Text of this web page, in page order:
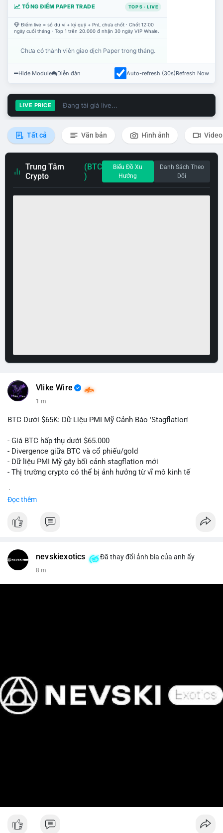
TỔNG ĐIỂM PAPER TRADE TOP 5 · LIVE
Điểm live = số dư ví + ký quỹ + PnL chưa chốt · Chốt 12:00
ngày cuối tháng · Top 1 trên 20.000 đ nhận 30 ngày VIP Whale.
Chưa có thành viên giao dịch Paper trong tháng.
Hide Module Diễn đàn Auto-refresh (30s)Refresh Now
LIVE PRICE Đang tải giá live...
Tất cả Văn bản Hình ảnh Video
Trung Tâm
Crypto
(BTC
)
Biểu Đồ Xu
Hướng
Danh Sách Theo
Dõi
Vlike Wire
1 m
BTC Dưới $65K: Dữ Liệu PMI Mỹ Cảnh Báo 'Stagflation'
- Giá BTC hấp thụ dưới $65.000
- Divergence giữa BTC và cổ phiếu/gold
- Dữ liệu PMI Mỹ gây bối cảnh stagflation mới
- Thị trường crypto có thể bị ảnh hưởng từ vĩ mô kinh tế
Đọc thêm
nevskiexotics Đã thay đổi ảnh bìa của anh ấy
8 m